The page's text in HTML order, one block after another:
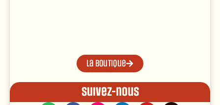
La boutique
Suivez-nous